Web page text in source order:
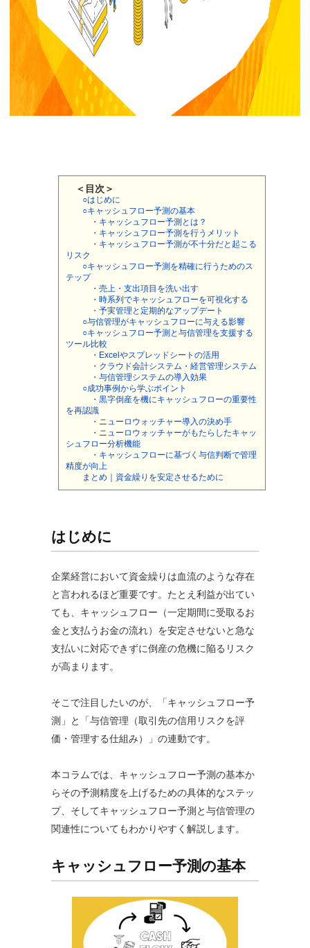
＜目次＞
○はじめに
○キャッシュフロー予測の基本
・キャッシュフロー予測とは？
・キャッシュフロー予測を行うメリット
・キャッシュフロー予測が不十分だと起こる
リスク
○キャッシュフロー予測を精確に行うためのス
テップ
・売上・支出項目を洗い出す
・時系列でキャッシュフローを可視化する
・予実管理と定期的なアップデート
○与信管理がキャッシュフローに与える影響
○キャッシュフロー予測と与信管理を支援する
ツール比較
・Excelやスプレッドシートの活用
・クラウド会計システム・経営管理システム
・与信管理システムの導入効果
○成功事例から学ぶポイント
・黒字倒産を機にキャッシュフローの重要性
を再認識
・ニューロウォッチャー導入の決め手
・ニューロウォッチャーがもたらしたキャッ
シュフロー分析機能
・キャッシュフローに基づく与信判断で管理
精度が向上
まとめ｜資金繰りを安定させるために
はじめに
企業経営において資金繰りは血流のような存在
と言われるほど重要です。たとえ利益が出てい
ても、キャッシュフロー（一定期間に受取るお
金と支払うお金の流れ）を安定させないと急な
支払いに対応できずに倒産の危機に陥るリスク
が高まります。
そこで注目したいのが、「キャッシュフロー予
測」と「与信管理（取引先の信用リスクを評
価・管理する仕組み）」の連動です。
本コラムでは、キャッシュフロー予測の基本か
らその予測精度を上げるための具体的なステッ
プ、そしてキャッシュフロー予測と与信管理の
関連性についてもわかりやすく解説します。
キャッシュフロー予測の基本